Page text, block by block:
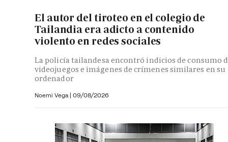
El autor del tiroteo en el colegio de
Tailandia era adicto a contenido
violento en redes sociales
La policía tailandesa encontró indicios de consumo
videojuegos e imágenes de crímenes similares en su
ordenador
Noemi Vega | 09/08/2026